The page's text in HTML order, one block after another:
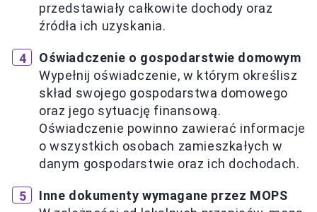
przedstawiały całkowite dochody oraz
źródła ich uzyskania.
Oświadczenie o gospodarstwie domowym
Wypełnij oświadczenie, w którym określisz
skład swojego gospodarstwa domowego
oraz jego sytuację finansową.
Oświadczenie powinno zawierać informacje
o wszystkich osobach zamieszkałych w
danym gospodarstwie oraz ich dochodach.
Inne dokumenty wymagane przez MOPS